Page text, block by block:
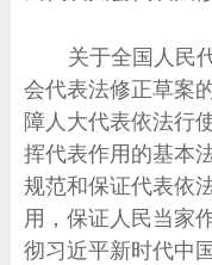
关于全国人民
会代表法修正草案
障人大代表依法行
挥代表作用的基本
规范和保证代表依
用，保证人民当家
彻习近平新时代中